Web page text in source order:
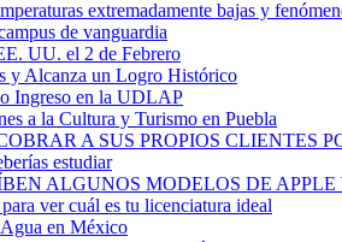
extremadamente bajas y
de vanguardia
UU. el 2 de Febrero
y Alcanza un Logro Histórico
Ingreso en la UDLAP
a la Cultura y Turismo en Puebla
A SUS PROPIOS CLIENTES
estudiar
ALGUNOS MODELOS DE APPLE
ver cuál es tu licenciatura ideal
en México